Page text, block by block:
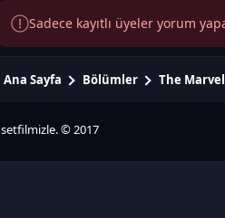
Sadece kayıtlı üyeler yorum
Ana Sayfa Bölümler The
setfilmizle. © 2017